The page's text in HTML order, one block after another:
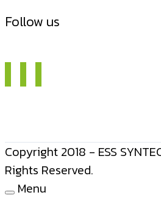
Follow us
Copyright 2018 - ESS
Rights Reserved.
Menu